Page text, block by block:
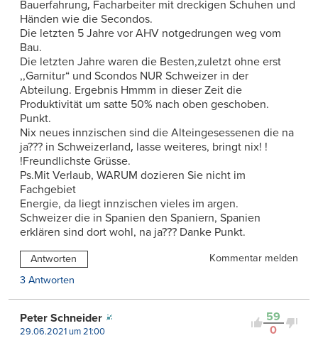
Bauerfahrung‚ Facharbeiter mit dreckigen Schuhen und
Händen wie die Secondos.
Die letzten 5 Jahre vor AHV notgedrungen weg vom
Bau.
Die letzten Jahre waren die Besten,zuletzt ohne erst
,,Garnitur“ und Scondos NUR Schweizer in der
Abteilung. Ergebnis Hmmm in dieser Zeit die
Produktivität um satte 50% nach oben geschoben.
Punkt.
Nix neues innzischen sind die Alteingesessenen die na
ja??? in Schweizerland‚ lasse weiteres, bringt nix! !
!Freundlichste Grüsse.
Ps.Mit Verlaub, WARUM dozieren Sie nicht im
Fachgebiet
Energie, da liegt innzischen vieles im argen.
Schweizer die in Spanien den Spaniern, Spanien
erklären sind dort wohl, na ja??? Danke Punkt.
Antworten
Kommentar melden
3 Antworten
59
0
Peter Schneider
29.06.2021 um 21:00